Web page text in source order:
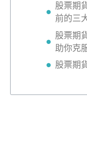
股票期
前的三
股票期
助你克
股票期